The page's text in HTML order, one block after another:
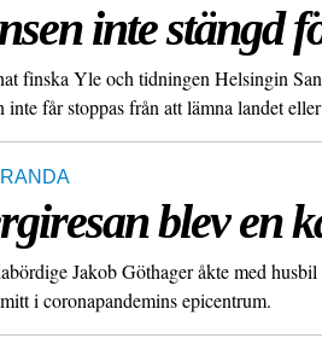
inte stängd
finska Yle och tidningen Helsingin
inte får stoppas från att lämna landet
blev en
Jakob Göthager åkte med
i coronapandemins epicentrum.